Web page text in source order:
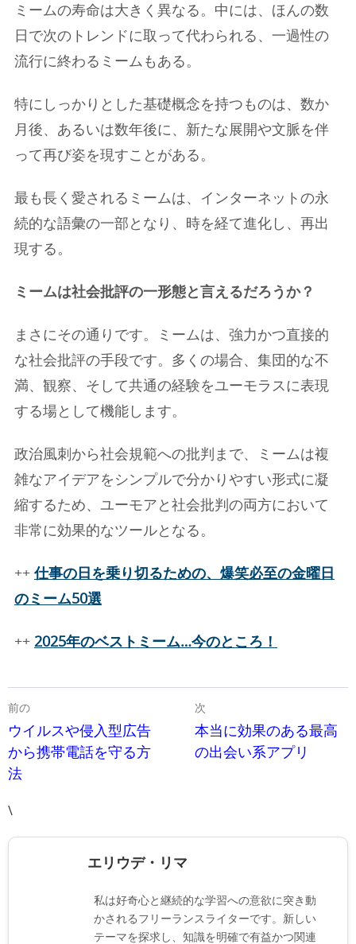
ミームの寿命は大きく異なる。中には、ほんの数
日で次のトレンドに取って代わられる、一過性の
流行に終わるミームもある。
特にしっかりとした基礎概念を持つものは、数か
月後、あるいは数年後に、新たな展開や文脈を伴
って再び姿を現すことがある。
最も長く愛されるミームは、インターネットの永
続的な語彙の一部となり、時を経て進化し、再出
現する。
ミームは社会批評の一形態と言えるだろうか？
まさにその通りです。ミームは、強力かつ直接的
な社会批評の手段です。多くの場合、集団的な不
満、観察、そして共通の経験をユーモラスに表現
する場として機能します。
政治風刺から社会規範への批判まで、ミームは複
雑なアイデアをシンプルで分かりやすい形式に凝
縮するため、ユーモアと社会批判の両方において
非常に効果的なツールとなる。
++仕事の日を乗り切るための、爆笑必至の金曜日
のミーム50選
++ 2025年のベストミーム…今のところ！
前の
ウイルスや侵入型広告
から携帯電話を守る方
法
次
本当に効果のある最高
の出会い系アプリ
\
エリウデ・リマ
私は好奇心と継続的な学習への意欲に突き動
かされるフリーランスライターです。新しい
テーマを探求し、知識を明確で有益かつ関連